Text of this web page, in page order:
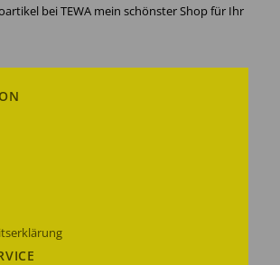
bei TEWA mein schönster Shop für Ihr